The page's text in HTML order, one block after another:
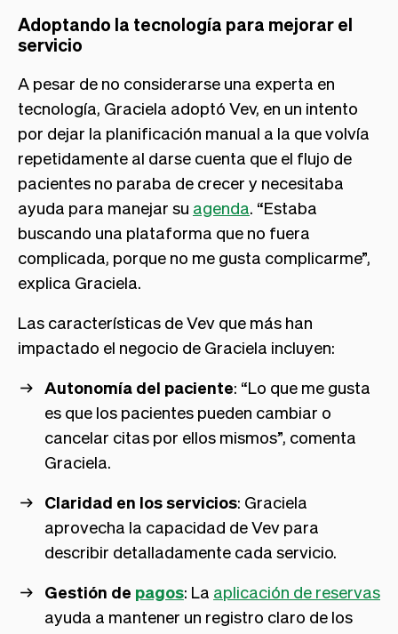
Adoptando la tecnología para mejorar el
servicio
A pesar de no considerarse una experta en
tecnología, Graciela adoptó Vev, en un intento
por dejar la planificación manual a la que volvía
repetidamente al darse cuenta que el flujo de
pacientes no paraba de crecer y necesitaba
ayuda para manejar su agenda. “Estaba
buscando una plataforma que no fuera
complicada, porque no me gusta complicarme”,
explica Graciela.
Las características de Vev que más han
impactado el negocio de Graciela incluyen:
Autonomía del paciente: “Lo que me gusta
es que los pacientes pueden cambiar o
cancelar citas por ellos mismos”, comenta
Graciela.
Claridad en los servicios: Graciela
aprovecha la capacidad de Vev para
describir detalladamente cada servicio.
Gestión de pagos: La aplicación de reservas
ayuda a mantener un registro claro de los